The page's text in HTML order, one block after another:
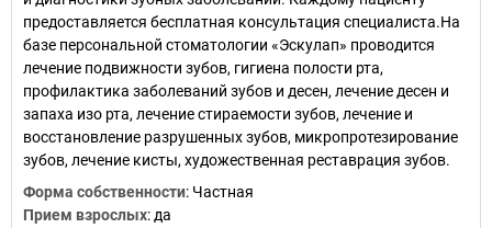
предоставляется бесплатная консультация специалиста.На
базе персональной стоматологии «Эскулап» проводится
лечение подвижности зубов, гигиена полости рта,
профилактика заболеваний зубов и десен, лечение десен и
запаха изо рта, лечение стираемости зубов, лечение и
восстановление разрушенных зубов, микропротезирование
зубов, лечение кисты, художественная реставрация зубов.
Форма собственности: Частная
Прием взрослых: да